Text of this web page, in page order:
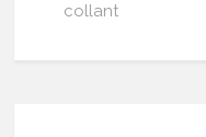
collant